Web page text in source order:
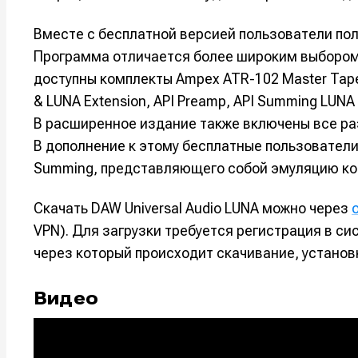
обработки
обработки
обработки
обработки
Вместе с бесплатной версией пользователи
Программа отличается более широким
доступны комплекты Ampex ATR-102 Master
& LUNA Extension, API Preamp, API Summing
В расширенное издание также включены все
В дополнение к этому бесплатные
Summing, представляющего собой эмуляцию
Скачать DAW Universal Audio LUNA можно через
VPN). Для загрузки требуется регистрация в
через который происходит скачивание,
Видео